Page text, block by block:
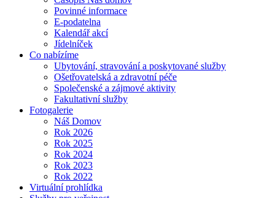
Povinné informace
E-podatelna
Kalendář akcí
Jídelníček
Co nabízíme
Ubytování, stravování a poskytované služby
Ošetřovatelská a zdravotní péče
Společenské a zájmové aktivity
Fakultativní služby
Fotogalerie
Náš Domov
Rok 2026
Rok 2025
Rok 2024
Rok 2023
Rok 2022
Virtuální prohlídka